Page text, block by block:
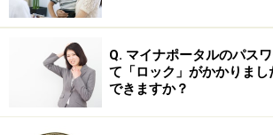
Q. マイナポータルのパス
て「ロック」がかかりま
できますか？